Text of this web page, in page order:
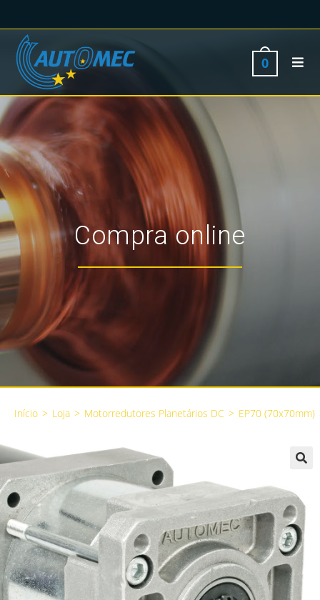
0
Compra online
Início > Loja > Motorredutores Planetários DC > EP70 (70x70mm)